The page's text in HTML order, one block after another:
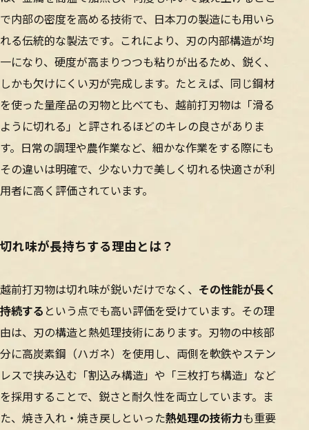
で内部の密度を高める技術で、日本刀の製造にも用いら
れる伝統的な製法です。これにより、刃の内部構造が均
一になり、硬度が高まりつつも粘りが出るため、鋭く、
しかも欠けにくい刃が完成します。たとえば、同じ鋼材
を使った量産品の刃物と比べても、越前打刃物は「滑る
ように切れる」と評されるほどのキレの良さがありま
す。日常の調理や農作業など、細かな作業をする際にも
その違いは明確で、少ない力で美しく切れる快適さが利
用者に高く評価されています。
切れ味が長持ちする理由とは？
越前打刃物は切れ味が鋭いだけでなく、 その性能が長く
持続する という点でも高い評価を受けています。その理
由は、刃の構造と熱処理技術にあります。刃物の中核部
分に高炭素鋼（ハガネ）を使用し、両側を軟鉄やステン
レスで挟み込む「割込み構造」や「三枚打ち構造」など
を採用することで、鋭さと耐久性を両立しています。ま
た、焼き入れ・焼き戻しといった熱処理の技術力も重要